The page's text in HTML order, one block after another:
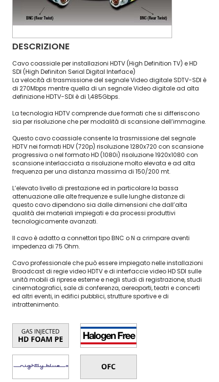
DESCRIZIONE
Cavo coassiale per installazioni HDTV (High Definition TV) e HD
SDI (High Definiton Serial Digital Interface)
La velocità di trasmissione del segnale Video digitale SDTV-SDI è
di 270Mbps mentre quella di un segnale Video digitale ad alta
definizione HDTV-SDI è di 1,485Gbps.
La tecnologia HDTV comprende due formati che si differiscono
sia per risoluzione che per modalità di scansione dell’immagine.
Questo cavo coassiale consente la trasmissione del segnale
HDTV nei formati HDV (720p) risoluzione 1280x720 con scansione
progressiva o nel formato HD (1080i) risoluzione 1920x1080 con
scansione interlacciata a risoluzione molto elevata e ad alta
frequenza per una distanza massima di 150/200 mt.
L’elevato livello di prestazione ed in particolare la bassa
attenuazione alle alte frequenze e sulle lunghe distanze di
questo cavo dipendono sia dalle dimensioni che dall’alta
qualità dei materiali impiegati e da processi produttivi
tecnologicamente avanzati.
Il cavo è adatto a connettori tipo BNC o N a crimpare aventi
impedenza di 75 Ohm.
Cavo professionale che può essere impiegato nelle installazioni
Broadcast di regie video HDTV e di interfaccie video HD SDI sulle
unità mobili di riprese esterne e negli studi di registrazione, studi
cinematografici, sale di conferenza, aereoporti, teatri e concerti
ed altri eventi, in edifici pubblici, strutture sportive e di
intrattenimento.